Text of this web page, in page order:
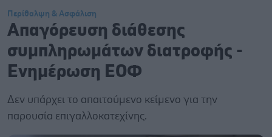
Περίθαλψη & Ασφάλιση
Απαγόρευση διάθεσης
συμπληρωμάτων διατροφής -
Ενημέρωση ΕΟΦ
Δεν υπάρχει το απαιτούμενο κείμενο για την
παρουσία επιγαλλοκατεχίνης.